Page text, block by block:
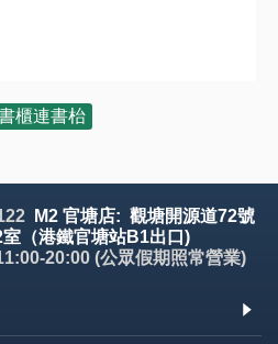
櫃連書枱
M2 官塘店: 觀塘開源道72號
（港鐵官塘站B1出口)
20:00 (公眾假期照常營業)